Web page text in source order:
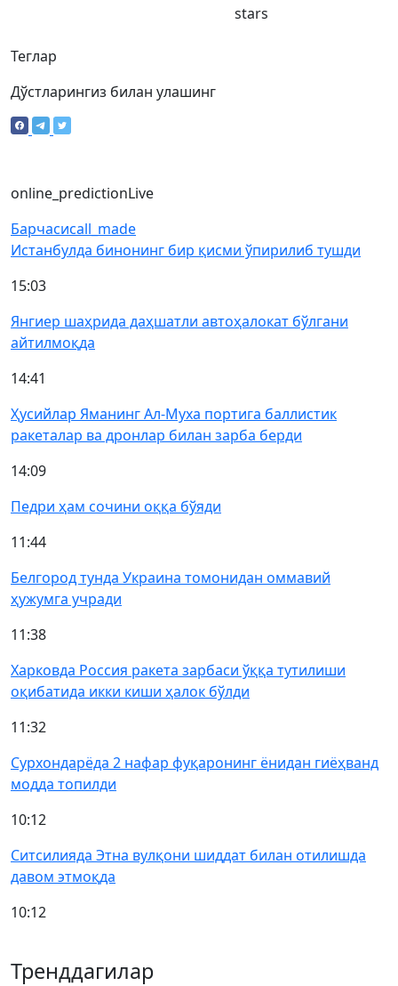
Теглар
stars
Дўстларингиз билан улашинг
online_predictionLive
Барчасиcall_made
Истанбулда бинонинг бир қисми ўпирилиб тушди
15:03
Янгиер шаҳрида даҳшатли автоҳалокат бўлгани
айтилмоқда
14:41
Ҳусийлар Яманинг Ал-Муха портига баллистик
ракеталар ва дронлар билан зарба берди
14:09
Педри ҳам сочини оққа бўяди
11:44
Белгород тунда Украина томонидан оммавий
ҳужумга учради
11:38
Харковда Россия ракета зарбаси ўққа тутилиши
оқибатида икки киши ҳалок бўлди
11:32
Сурхондарёда 2 нафар фуқаронинг ёнидан гиёҳванд
модда топилди
10:12
Ситсилияда Этна вулқони шиддат билан отилишда
давом этмоқда
10:12
Тренддагилар